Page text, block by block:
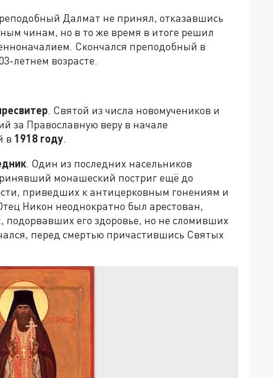
Далмат не принял, отказавшись
чинам, но в то же время в итоге решил
Скончался преподобный в
летнем возрасте.
. Святой из числа новомучеников и
за Православную веру в начале
в 1918 году.
. Один из последних насельников
монашеский постриг ещё до
приведших к антицерковным гонениям и
Никон неоднократно был арестован,
подорвавших его здоровье, но не сломивших
перед смертью причастившись Святых